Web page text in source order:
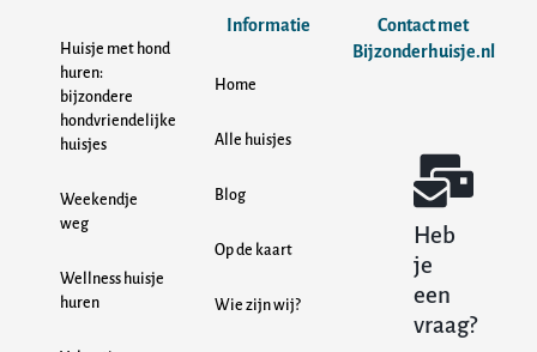
Huisje met hond
huren:
bijzondere
hondvriendelijke
huisjes
Weekendje
weg
Wellness huisje
huren
Informatie
Home
Alle huisjes
Blog
Op de kaart
Wie zijn wij?
Contact met
Bijzonderhuisje.nl
Heb
je
een
vraag?